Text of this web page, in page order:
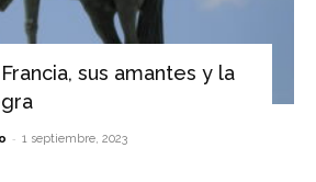
sus amantes y la
- 1 septiembre, 2023